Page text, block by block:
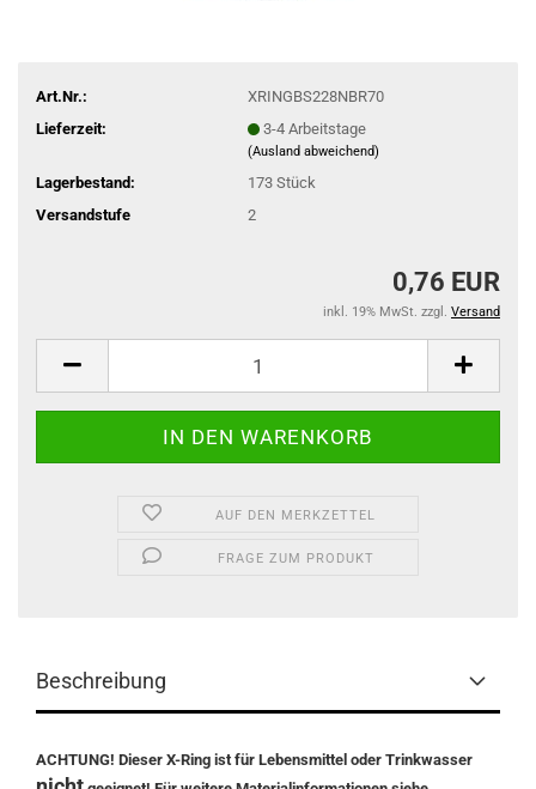
Art.Nr.:
XRINGBS228NBR70
Lieferzeit:
3-4 Arbeitstage
(Ausland abweichend)
Lagerbestand: 173 Stück
Versandstufe
2
0,76 EUR
inkl. 19% MwSt. zzgl. Versand
AUF DEN MERKZETTEL
FRAGE ZUM PRODUKT
Beschreibung
ACHTUNG! Dieser X-Ring ist für Lebensmittel oder Trinkwasser